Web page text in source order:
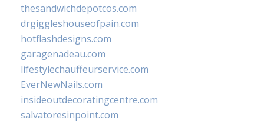
thesandwichdepotcos.com
drgiggleshouseofpain.com
hotflashdesigns.com
garagenadeau.com
lifestylechauffeurservice.com
EverNewNails.com
insideoutdecoratingcentre.com
salvatoresinpoint.com